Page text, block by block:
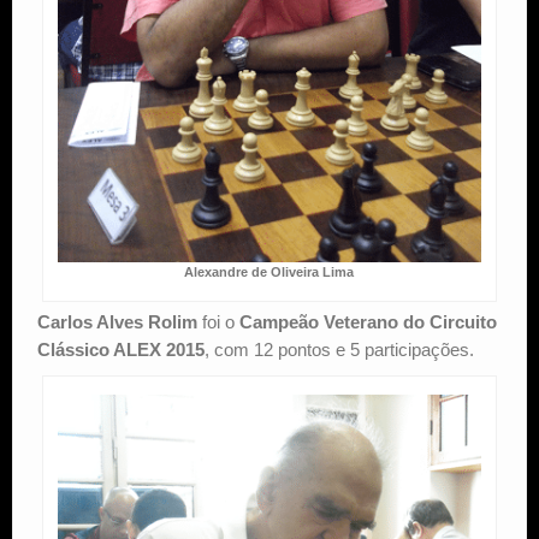
Alexandre de Oliveira Lima
Carlos Alves Rolim foi o Campeão Veterano do Circuito
Clássico ALEX 2015, com 12 pontos e 5 participações.